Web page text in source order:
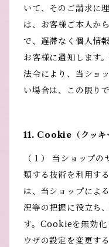
いて、そのご請求に
は、お客様ご本人か
で、遅滞なく個人情
お客様に通知します
法令により、当ショ
い場合は、この限り
11. Cookie（クッキ
（１） 当ショップ
類する技術を利用す
は、当ショップによ
況等の把握に役立ち
す。Cookieを無効化
ウザの設定を変更す